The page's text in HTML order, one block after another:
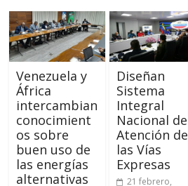
Venezuela y
África
intercambian
conocimient
os sobre
buen uso de
las energías
alternativas
Diseñan
Sistema
Integral
Nacional de
Atención de
las Vías
Expresas
21 febrero,